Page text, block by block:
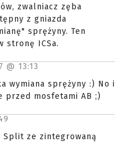
zwalniacz zęba
z gniazda
sprężyny. Ten
stronę ICSa.
@ 13:13
wymiana sprężyny :) No i
przed mosfetami AB ;)
Split ze zintegrowaną